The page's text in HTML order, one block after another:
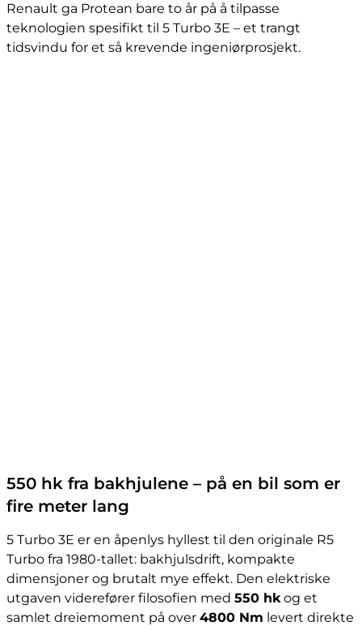
Renault ga Protean bare to år på å tilpasse
teknologien spesifikt til 5 Turbo 3E – et trangt
tidsvindu for et så krevende ingeniørprosjekt.
550 hk fra bakhjulene – på en bil som er
fire meter lang
5 Turbo 3E er en åpenlys hyllest til den originale R5
Turbo fra 1980-tallet: bakhjulsdrift, kompakte
dimensjoner og brutalt mye effekt. Den elektriske
utgaven viderefører filosofien med 550 hkog et
samlet dreiemoment på over 4800 Nm levert direkte